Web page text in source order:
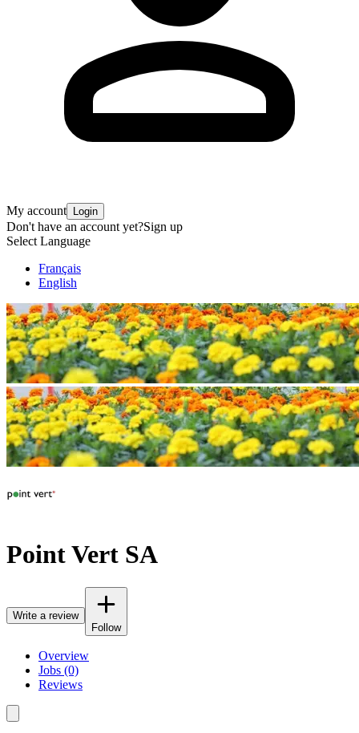
My account Login
Don't have an account yet?Sign up
Select Language
Français
English
Point Vert SA
Write a review
Follow
Overview
Jobs (0)
Reviews